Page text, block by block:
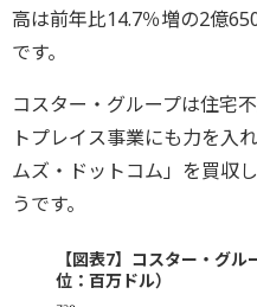
高は前年比14.7％増の2億
です。
コスター・グループは住宅
トプレイス事業にも力を入
ムズ・ドットコム」を買収
うです。
【図表7】コスター・グル
位：百万ドル）